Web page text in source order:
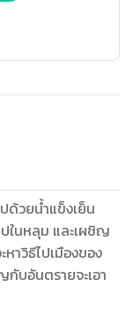
ด้วยน้ำแข็งเย็น
ในหลุม และเผชิญ
าวิธีไปเมืองของ
บอันตรายจะเอา